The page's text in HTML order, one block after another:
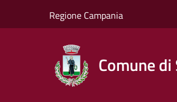
Regione Campania
Comune